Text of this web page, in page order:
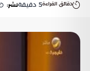
دقائق القراءة5 دقيقةنشر: